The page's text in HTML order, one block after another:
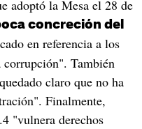
adoptó la Mesa el 28 de
concreción del
en referencia a los
corrupción". También
claro que no ha
Finalmente,
"vulnera derechos